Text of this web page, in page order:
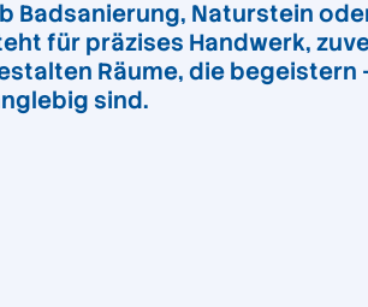
Badsanierung, Naturstein
für präzises Handwerk,
Räume, die begeistern
sind.